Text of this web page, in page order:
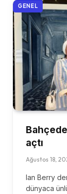
GENEL
açtı
Ağustos 18,
Ian Berry
dünyaca